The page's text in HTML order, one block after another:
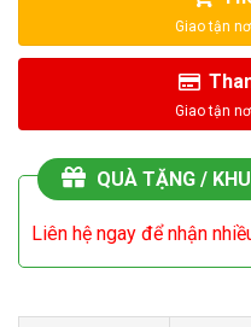
QUÀ TẶNG /
Liên hệ ngay để nhận